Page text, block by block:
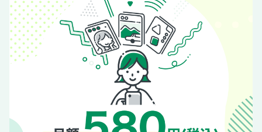
今、行きたいKYOTO決定版！／人気カフェ＆スイーツ／ロ
ケーションカフェ
今、行きたいKYOTO決定版！／人気カフェ＆スイーツ／抹
茶スイーツ
今、行きたいKYOTO決定版！／人気カフェ＆スイーツ／和
今、行きたいKYOTO決定版！／人気カフェ＆スイーツ／洋
今、行きたいKYOTO決定版！／人気カフェ＆スイーツ／ア